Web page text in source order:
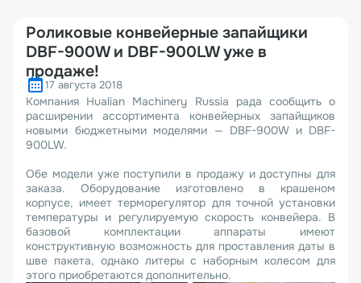
Роликовые конвейерные запайщики
DBF-900W и DBF-900LW уже в
продаже!
17 августа 2018
Компания Hualian Machinery Russia рада сообщить о
расширении ассортимента конвейерных запайщиков
новыми бюджетными моделями — DBF-900W и DBF-
900LW.
Обе модели уже поступили в продажу и доступны для
заказа. Оборудование изготовлено в крашеном
корпусе, имеет терморегулятор для точной установки
температуры и регулируемую скорость конвейера. В
базовой комплектации аппараты имеют
конструктивную возможность для проставления даты в
шве пакета, однако литеры с наборным колесом для
этого приобретаются дополнительно.